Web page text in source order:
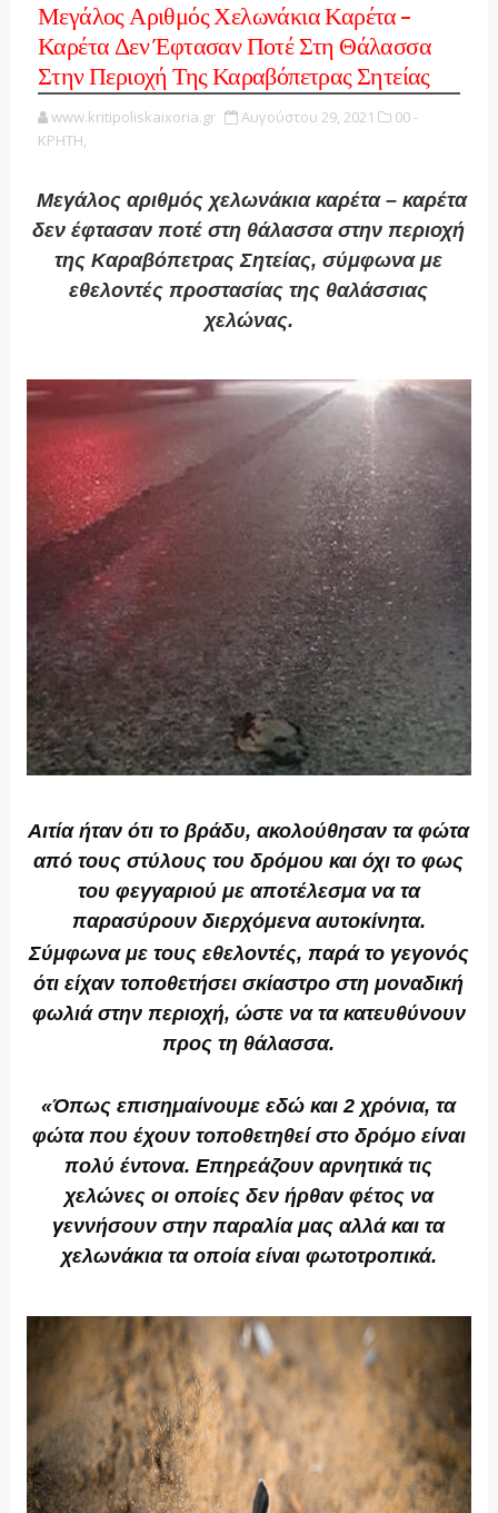
Μεγάλος Αριθμός Χελωνάκια Καρέτα –
Καρέτα Δεν Έφτασαν Ποτέ Στη Θάλασσα
Στην Περιοχή Της Καραβόπετρας Σητείας
www.kritipoliskaixoria.gr Αυγούστου 29, 2021
00 -
ΚΡΗΤΗ,
Μεγάλος αριθμός χελωνάκια καρέτα – καρέτα
δεν έφτασαν ποτέ στη θάλασσα στην περιοχή
της Καραβόπετρας Σητείας, σύμφωνα με
εθελοντές προστασίας της θαλάσσιας
χελώνας.
Αιτία ήταν ότι το βράδυ,ακολούθησαν τα φώτα
από τους στύλους του δρόμου και όχι το φως
του φεγγαριού με αποτέλεσμα να τα
παρασύρουν διερχόμενα αυτοκίνητα.
Σύμφωνα με τους εθελοντές, παρά το γεγονός
ότι είχαν τοποθετήσει σκίαστρο στη μοναδική
φωλιά στην περιοχή, ώστε να τα κατευθύνουν
προς τη θάλασσα.
«Όπως επισημαίνουμε εδώ και 2 χρόνια, τα
φώτα που έχουν τοποθετηθεί στο δρόμο είναι
πολύ έντονα. Επηρεάζουν αρνητικά τις
χελώνες οι οποίες δεν ήρθαν φέτος να
γεννήσουν στην παραλία μας αλλά και τα
χελωνάκια τα οποία είναι φωτοτροπικά.